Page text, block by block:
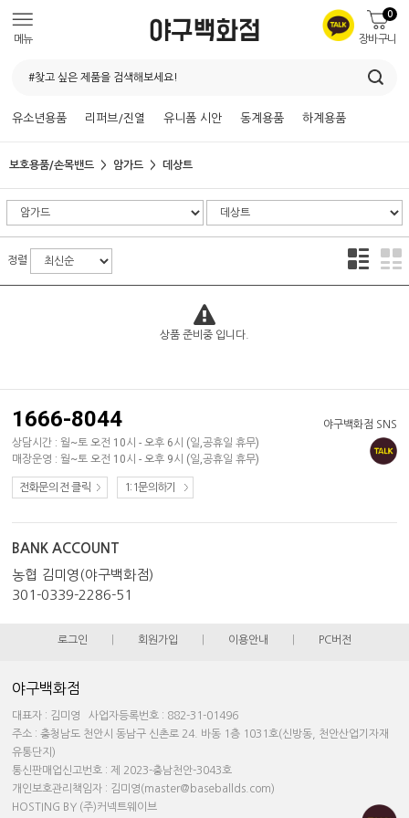
메뉴 장바구니
0
유소년용품 리퍼브/진열 유니폼 시안 동계용품 하계용품
보호용품/손목밴드 암가드 데상트
정렬
상품 준비중 입니다.
야구백화점 SNS
1666-8044
상담시간 : 월~토 오전 10시 - 오후 6시 (일,공휴일 휴무)
매장운영 : 월~토 오전 10시 - 오후 9시 (일,공휴일 휴무)
전화문의 전 클릭 1:1문의하기
BANK ACCOUNT
농협 김미영(야구백화점)
301-0339-2286-51
로그인 회원가입 이용안내 PC버전
야구백화점
대표자 : 김미영 사업자등록번호 : 882-31-01496
주소 : 충청남도 천안시 동남구 신촌로 24. 바동 1층 1031호(신방동, 천안산업기자재
유통단지)
통신판매업신고번호 : 제 2023-충남천안-3043호
개인보호관리책임자 : 김미영(master@baseballds.com)
HOSTING BY (주)커넥트웨이브